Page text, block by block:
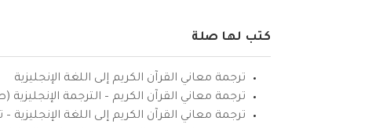
كتب لها صلة
ترجمة معاني القرآن الكريم إلى اللغة الإنجليزية
ترجمة معاني القرآن الكريم – الترجمة الإنجليزية
ترجمة معاني القرآن الكريم إلى اللغة